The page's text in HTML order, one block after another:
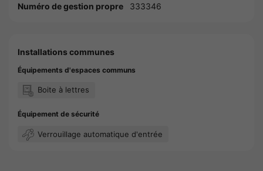
Numéro de gestion propre
333346
Installations communes
Équipements d'espaces communs
Boite à lettres
Équipement de sécurité
Verrouillage automatique d'entrée